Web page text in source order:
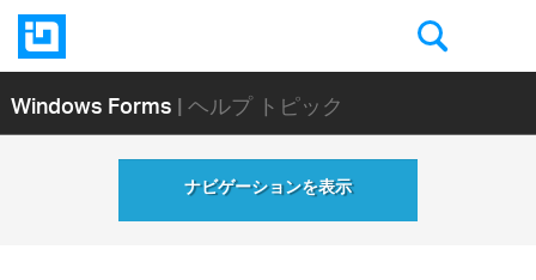
Windows Forms| ヘルプ トピック
ナビゲーションを表示